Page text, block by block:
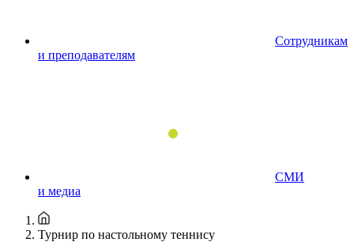
Сотрудникам
и преподавателям
СМИ
и медиа
Турнир по настольному теннису